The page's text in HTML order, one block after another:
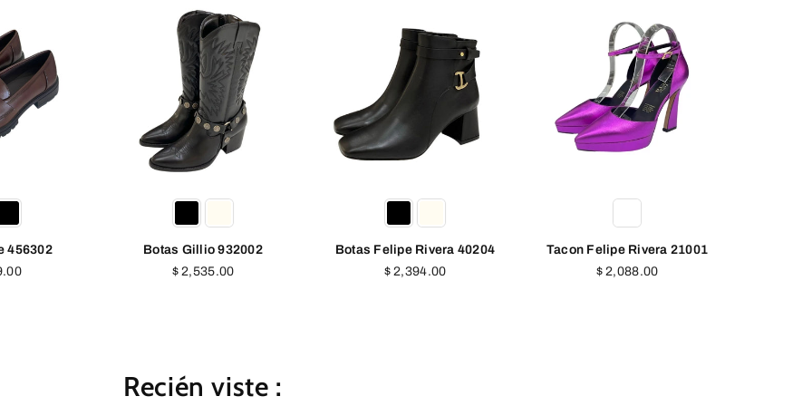
932002 Botas Felipe Rivera 40204
Precio
$ 2,394.00
Tacon Felipe Rivera 21001
Precio
$ 2,088.00
Tacon Felipe Rivera 20804
Precio
$ 1,726.00
Recién viste :